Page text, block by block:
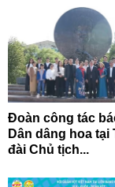
Đoàn công tác
Dân dâng hoa tại
đài Chủ tịch...